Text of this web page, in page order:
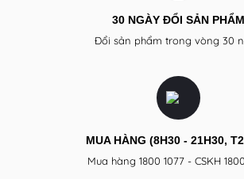
30 NGÀY ĐỔI SẢN PHẨM
Đổi sản phẩm trong vòng 30
MUA HÀNG (8H30 - 21H30,
Mua hàng 1800 1077 - CSKH